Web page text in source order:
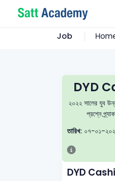
Job
DYD
২০২২ সালের যুব
প্রশ্নে
তারিখ: ০৭-০১-
DYD